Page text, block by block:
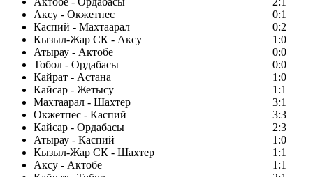
Аксу - Окжетпес
0:1
Каспий - Махтаарал
0:2
Кызыл-Жар СК - Аксу
1:0
Атырау - Актобе
0:0
Тобол - Ордабасы
0:0
Кайрат - Астана
1:0
Кайсар - Жетысу
1:1
Махтаарал - Шахтер
3:1
Окжетпес - Каспий
3:3
Кайсар - Ордабасы
2:3
Атырау - Каспий
1:0
Кызыл-Жар СК - Шахтер
1:1
Аксу - Актобе
1:1